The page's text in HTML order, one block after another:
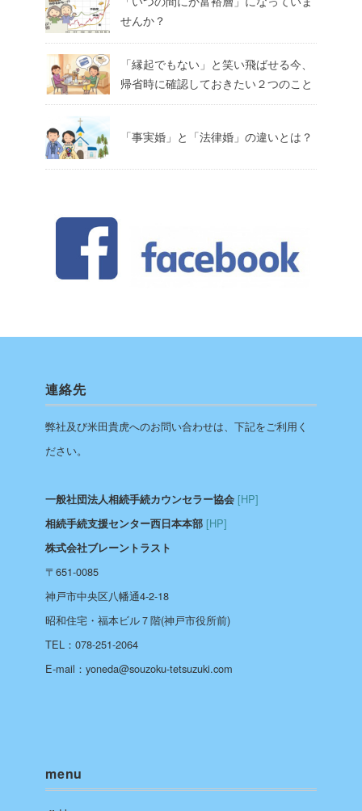
せんか？
「縁起でもない」と笑い飛ばせる今、
帰省時に確認しておきたい２つのこと
「事実婚」と「法律婚」の違いとは？
連絡先
弊社及び米田貴虎へのお問い合わせは、下記をご利用く
ださい。
一般社団法人相続手続カウンセラー協会 [HP]
相続手続支援センター西日本本部 [HP]
株式会社ブレーントラスト
〒651-0085
神戸市中央区八幡通4-2-18
昭和住宅・福本ビル７階(神戸市役所前)
TEL：078-251-2064
E-mail：yoneda@souzoku-tetsuzuki.com
menu